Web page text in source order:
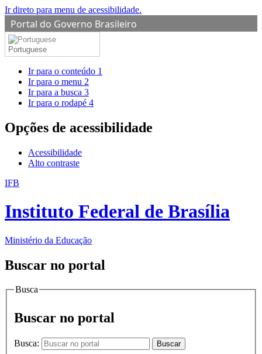
Ir direto para menu de acessibilidade.
Portal do Governo Brasileiro
Portuguese
Ir para o conteúdo 1
Ir para o menu 2
Ir para a busca 3
Ir para o rodapé 4
Opções de acessibilidade
Acessibilidade
Alto contraste
IFB
Instituto Federal de Brasília
Ministério da Educação
Buscar no portal
Busca
Buscar no portal
Busca: Buscar